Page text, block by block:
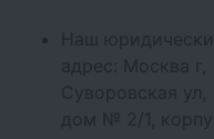
Наш юридический
адрес: Москва г,
Суворовская ул,
дом № 2/1, корпус